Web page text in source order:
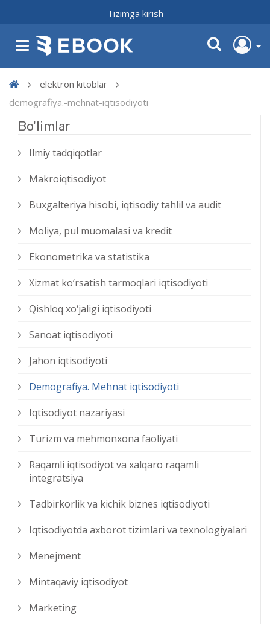
Tizimga kirish
elektron kitoblar
demografiya.-mehnat-iqtisodiyoti
Bo'limlar
Ilmiy tadqiqotlar
Makroiqtisodiyot
Buxgalteriya hisobi, iqtisodiy tahlil va audit
Moliya, pul muomalasi va kredit
Ekonometrika va statistika
Xizmat kо‘rsatish tarmoqlari iqtisodiyoti
Qishloq xо‘jaligi iqtisodiyoti
Sanoat iqtisodiyoti
Jahon iqtisodiyoti
Demografiya. Mehnat iqtisodiyoti
Iqtisodiyot nazariyasi
Turizm va mehmonxona faoliyati
Raqamli iqtisodiyot va xalqaro raqamli
integratsiya
Tadbirkorlik va kichik biznes iqtisodiyoti
Iqtisodiyotda axborot tizimlari va texnologiyalari
Menejment
Mintaqaviy iqtisodiyot
Marketing